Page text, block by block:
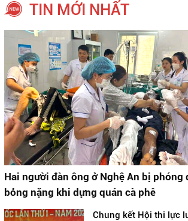
TIN MỚI NHẤT
Hai người đàn ông ở Nghệ An bị phóng
bỏng nặng khi dựng quán cà phê
Chung kết Hội thi lực